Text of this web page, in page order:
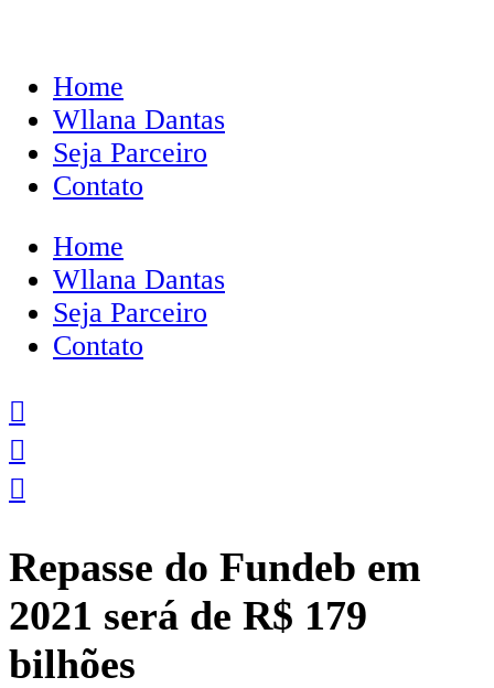
Home
Wllana Dantas
Seja Parceiro
Contato
Home
Wllana Dantas
Seja Parceiro
Contato
Repasse do Fundeb em
2021 será de R$ 179
bilhões